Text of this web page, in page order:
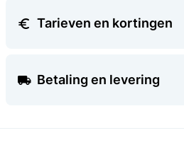
Tarieven en kortingen
Betaling en levering